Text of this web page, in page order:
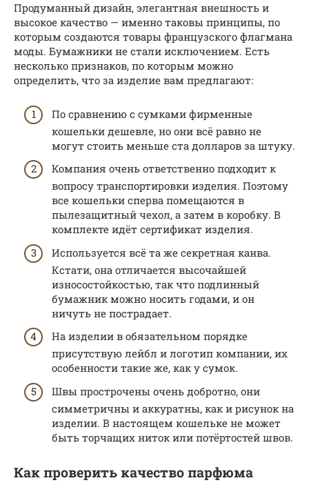
Продуманный дизайн, элегантная внешность и
высокое качество — именно таковы принципы, по
которым создаются товары французского флагмана
моды. Бумажники не стали исключением. Есть
несколько признаков, по которым можно
определить, что за изделие вам предлагают:
По сравнению с сумками фирменные
кошельки дешевле, но они всё равно не
могут стоить меньше ста долларов за штуку.
Компания очень ответственно подходит к
вопросу транспортировки изделия. Поэтому
все кошельки сперва помещаются в
пылезащитный чехол, а затем в коробку. В
комплекте идёт сертификат изделия.
Используется всё та же секретная канва.
Кстати, она отличается высочайшей
износостойкостью, так что подлинный
бумажник можно носить годами, и он
ничуть не пострадает.
На изделии в обязательном порядке
присутствую лейбл и логотип компании, их
особенности такие же, как у сумок.
Швы прострочены очень добротно, они
симметричны и аккуратны, как и рисунок на
изделии. В настоящем кошельке не может
быть торчащих ниток или потёртостей швов.
Как проверить качество парфюма